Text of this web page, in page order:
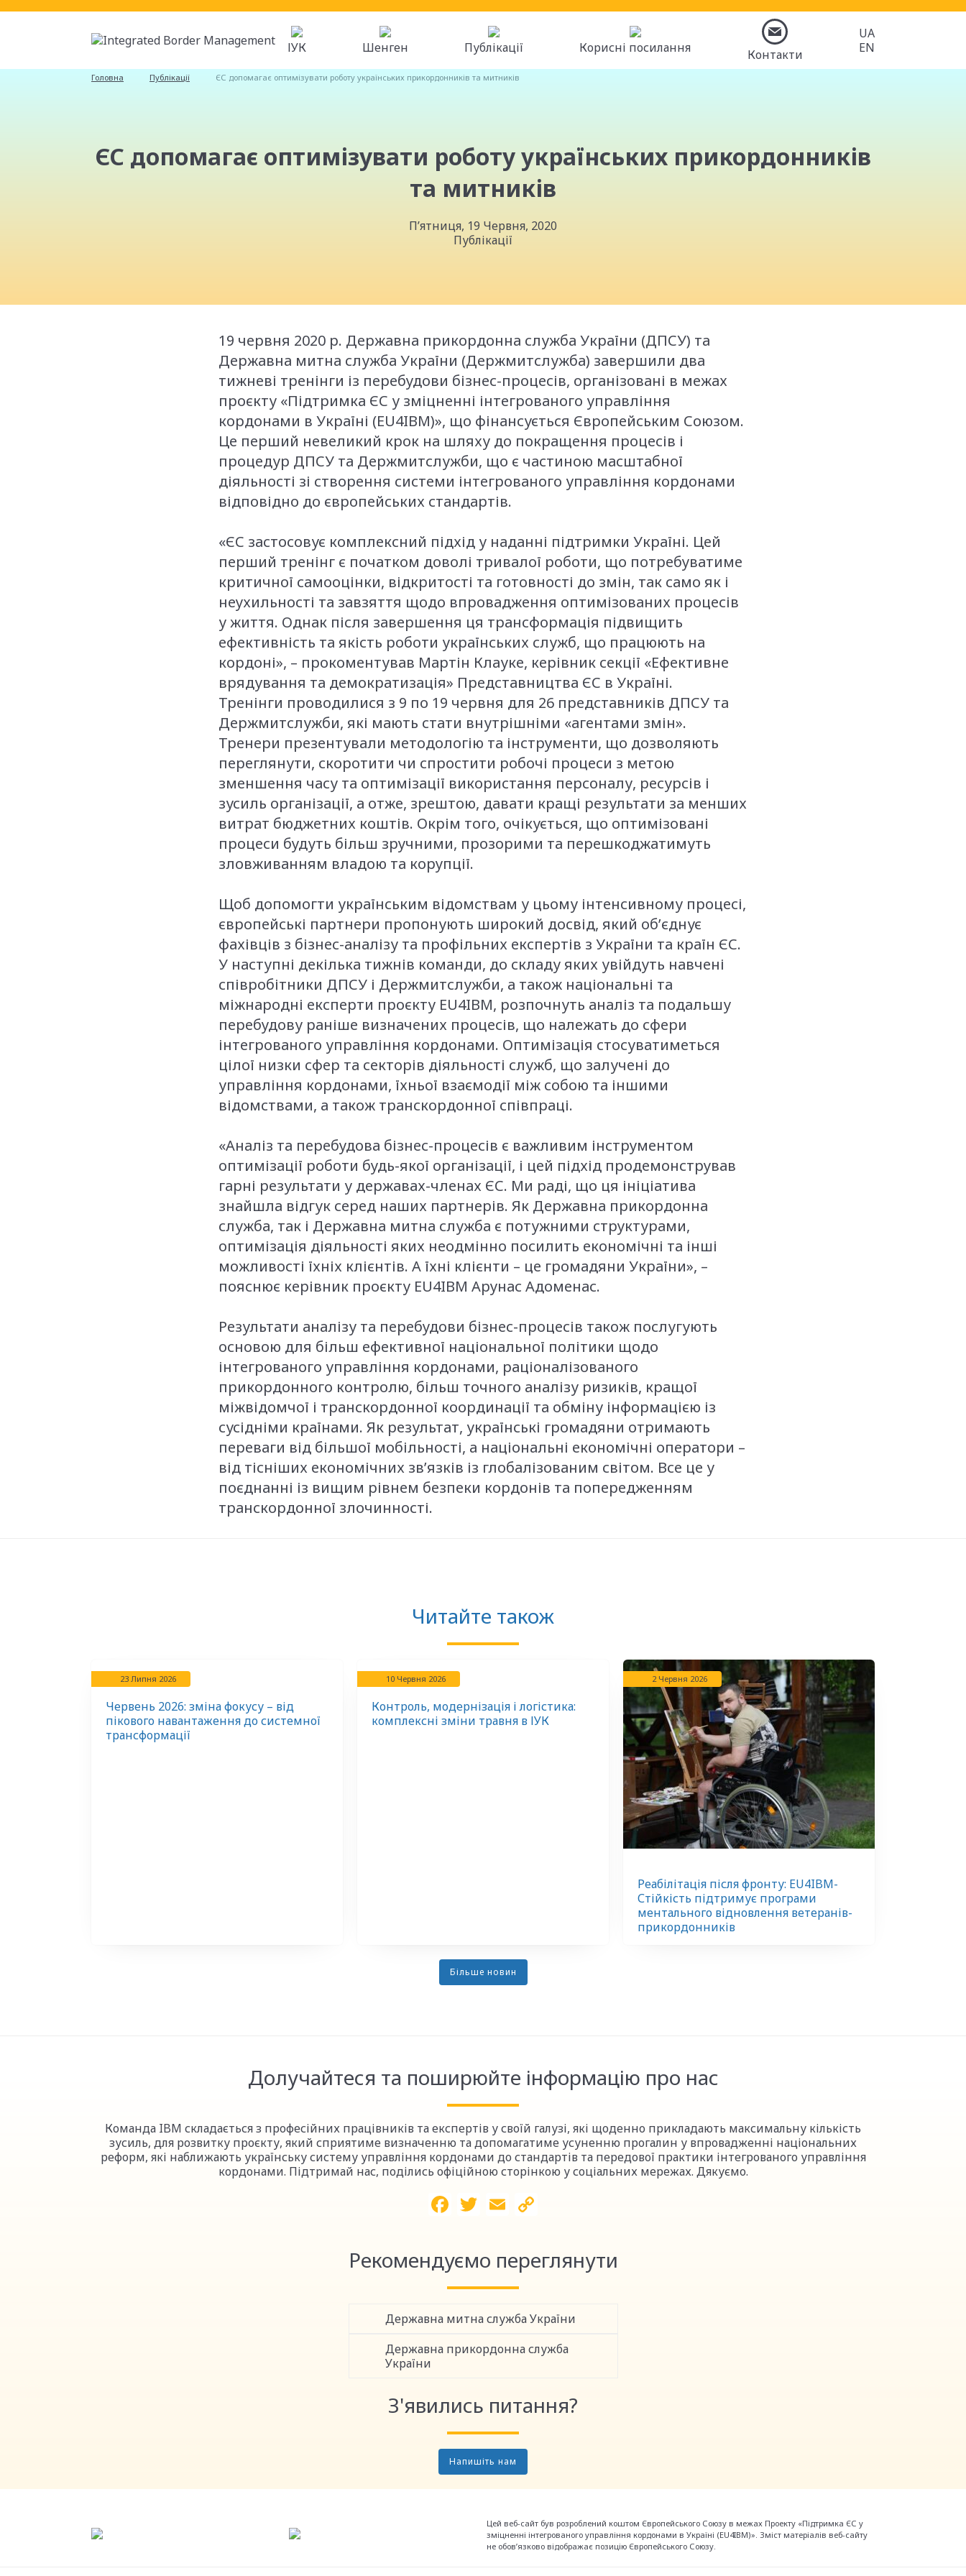
ІУК Шенген Публікації Корисні посилання Контакти
UA
EN
Головна Публікації ЄС допомагає оптимізувати роботу українських прикордонників та митників
ЄС допомагає оптимізувати роботу українських прикордонників
та митників
П’ятниця, 19 Червня, 2020
Публікації
19 червня 2020 р. Державна прикордонна служба України (ДПСУ) та
Державна митна служба України (Держмитслужба) завершили два
тижневі тренінги із перебудови бізнес-процесів, організовані в межах
проєкту «Підтримка ЄС у зміцненні інтегрованого управління
кордонами в Україні (EU4IBM)», що фінансується Європейським Союзом.
Це перший невеликий крок на шляху до покращення процесів і
процедур ДПСУ та Держмитслужби, що є частиною масштабної
діяльності зі створення системи інтегрованого управління кордонами
відповідно до європейських стандартів.
«ЄС застосовує комплексний підхід у наданні підтримки Україні. Цей
перший тренінг є початком доволі тривалої роботи, що потребуватиме
критичної самооцінки, відкритості та готовності до змін, так само як і
неухильності та завзяття щодо впровадження оптимізованих процесів
у життя. Однак після завершення ця трансформація підвищить
ефективність та якість роботи українських служб, що працюють на
кордоні», – прокоментував Мартін Клауке, керівник секції «Ефективне
врядування та демократизація» Представництва ЄС в Україні.
Тренінги проводилися з 9 по 19 червня для 26 представників ДПСУ та
Держмитслужби, які мають стати внутрішніми «агентами змін».
Тренери презентували методологію та інструменти, що дозволяють
переглянути, скоротити чи спростити робочі процеси з метою
зменшення часу та оптимізації використання персоналу, ресурсів і
зусиль організації, а отже, зрештою, давати кращі результати за менших
витрат бюджетних коштів. Окрім того, очікується, що оптимізовані
процеси будуть більш зручними, прозорими та перешкоджатимуть
зловживанням владою та корупції.
Щоб допомогти українським відомствам у цьому інтенсивному процесі,
європейські партнери пропонують широкий досвід, який об’єднує
фахівців з бізнес-аналізу та профільних експертів з України та країн ЄС.
У наступні декілька тижнів команди, до складу яких увійдуть навчені
співробітники ДПСУ і Держмитслужби, а також національні та
міжнародні експерти проєкту EU4IBM, розпочнуть аналіз та подальшу
перебудову раніше визначених процесів, що належать до сфери
інтегрованого управління кордонами. Оптимізація стосуватиметься
цілої низки сфер та секторів діяльності служб, що залучені до
управління кордонами, їхньої взаємодії між собою та іншими
відомствами, а також транскордонної співпраці.
«Аналіз та перебудова бізнес-процесів є важливим інструментом
оптимізації роботи будь-якої організації, і цей підхід продемонстрував
гарні результати у державах-членах ЄС. Ми раді, що ця ініціатива
знайшла відгук серед наших партнерів. Як Державна прикордонна
служба, так і Державна митна служба є потужними структурами,
оптимізація діяльності яких неодмінно посилить економічні та інші
можливості їхніх клієнтів. А їхні клієнти – це громадяни України», –
пояснює керівник проєкту EU4IBM Арунас Адоменас.
Результати аналізу та перебудови бізнес-процесів також послугують
основою для більш ефективної національної політики щодо
інтегрованого управління кордонами, раціоналізованого
прикордонного контролю, більш точного аналізу ризиків, кращої
міжвідомчої і транскордонної координації та обміну інформацією із
сусідніми країнами. Як результат, українські громадяни отримають
переваги від більшої мобільності, а національні економічні оператори –
від тісніших економічних зв’язків із глобалізованим світом. Все це у
поєднанні із вищим рівнем безпеки кордонів та попередженням
транскордонної злочинності.
Читайте також
23 Липня 2026
Червень 2026: зміна фокусу – від
пікового навантаження до системної
трансформації
10 Червня 2026
Контроль, модернізація і логістика:
комплексні зміни травня в ІУК
2 Червня 2026
Реабілітація після фронту: EU4IBM-
Стійкість підтримує програми
ментального відновлення ветеранів-
прикордонників
Більше новин
Долучайтеся та поширюйте інформацію про нас
Команда IBM складається з професійних працівників та експертів у своїй галузі, які щоденно прикладають максимальну кількість
зусиль, для розвитку проєкту, який сприятиме визначенню та допомагатиме усуненню прогалин у впровадженні національних
реформ, які наближають українську систему управління кордонами до стандартів та передової практики інтегрованого управління
кордонами. Підтримай нас, поділись офіційною сторінкою у соціальних мережах. Дякуємо.
Facebook
Twitter
Email
Рекомендуємо переглянути
Державна митна служба України
Державна прикордонна служба
України
З'явились питання?
Напишіть нам
Цей веб-сайт був розроблений коштом Європейського Союзу в межах Проекту «Підтримка ЄС у
зміцненні інтегрованого управління кордонами в Україні (EU4IBM)». Зміст матеріалів веб-сайту
не обов’язково відображає позицію Європейського Союзу.